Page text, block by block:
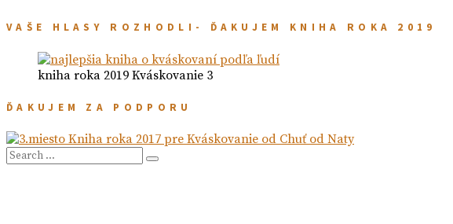
VAŠE HLASY ROZHODLI- ĎAKUJEM KNIHA ROKA 2019
kniha roka 2019 Kváskovanie 3
ĎAKUJEM ZA PODPORU
Search
for:
Search